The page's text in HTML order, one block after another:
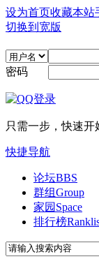
设为首页收藏本站
切换到宽版
密码
只需一步，快速开
快捷导航
论坛BBS
群组Group
家园 Space
排行榜